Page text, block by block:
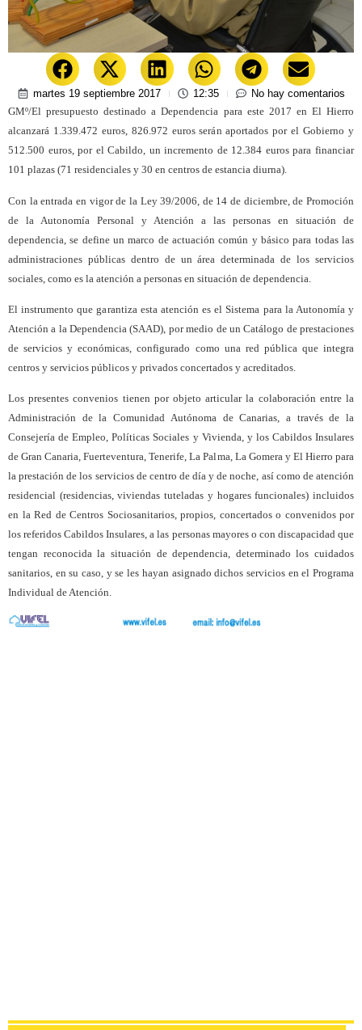
martes 19 septiembre 2017 12:35
No hay comentarios
GMº/El presupuesto destinado a Dependencia para este 2017 en El Hierro
alcanzará 1.339.472 euros, 826.972 euros serán aportados por el Gobierno y
512.500 euros, por el Cabildo, un incremento de 12.384 euros para financiar
101 plazas (71 residenciales y 30 en centros de estancia diurna).
Con la entrada en vigor de la Ley 39/2006, de 14 de diciembre, de Promoción
de la Autonomía Personal y Atención a las personas en situación de
dependencia, se define un marco de actuación común y básico para todas las
administraciones públicas dentro de un área determinada de los servicios
sociales, como es la atención a personas en situación de dependencia.
El instrumento que garantiza esta atención es el Sistema para la Autonomía y
Atención a la Dependencia (SAAD), por medio de un Catálogo de prestaciones
de servicios y económicas, configurado como una red pública que integra
centros y servicios públicos y privados concertados y acreditados.
Los presentes convenios tienen por objeto articular la colaboración entre la
Administración de la Comunidad Autónoma de Canarias, a través de la
Consejería de Empleo, Políticas Sociales y Vivienda, y los Cabildos Insulares
de Gran Canaria, Fuerteventura, Tenerife, La Palma, La Gomera y El Hierro para
la prestación de los servicios de centro de día y de noche, así como de atención
residencial (residencias, viviendas tuteladas y hogares funcionales) incluidos
en la Red de Centros Sociosanitarios, propios, concertados o convenidos por
los referidos Cabildos Insulares, a las personas mayores o con discapacidad que
tengan reconocida la situación de dependencia, determinado los cuidados
sanitarios, en su caso, y se les hayan asignado dichos servicios en el Programa
Individual de Atención.